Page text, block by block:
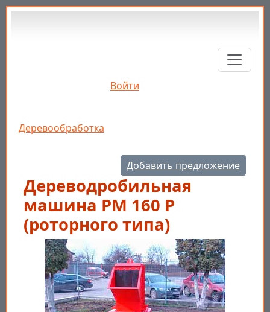
Перейти к основному содержанию
Войти
Строка навигации
Деревообработка
Добавить предложение
Дереводробильная
машина РМ 160 Р
(роторного типа)